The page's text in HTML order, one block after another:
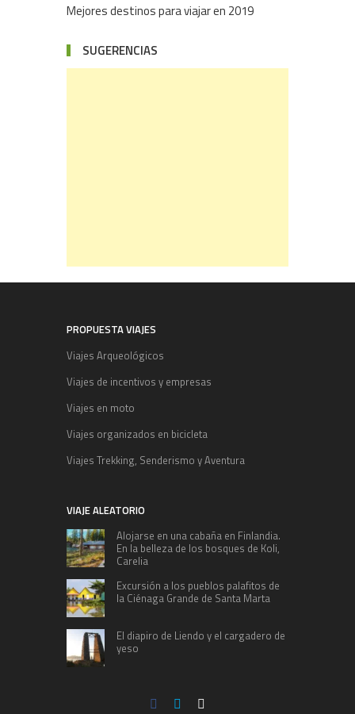
Mejores destinos para viajar en 2019
SUGERENCIAS
PROPUESTA VIAJES
Viajes Arqueológicos
Viajes de incentivos y empresas
Viajes en moto
Viajes organizados en bicicleta
Viajes Trekking, Senderismo y Aventura
VIAJE ALEATORIO
Alojarse en una cabaña en Finlandia.
En la belleza de los bosques de Koli,
Carelia
Excursión a los pueblos palafitos de
la Ciénaga Grande de Santa Marta
El diapiro de Liendo y el cargadero de
yeso